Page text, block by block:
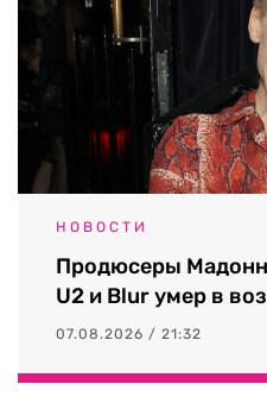
НОВОСТИ
Продюсеры
U2 и Blur умер в
07.08.2026 / 21:32